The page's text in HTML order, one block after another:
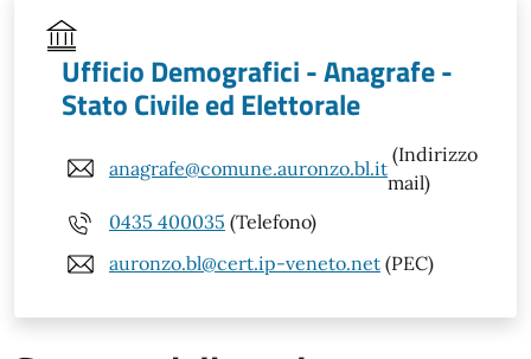
Ufficio Demografici - Anagrafe -
Stato Civile ed Elettorale
anagrafe@comune.auronzo.bl.it
(Indirizzo
mail)
0435 400035 (Telefono)
auronzo.bl@cert.ip-veneto.net (PEC)